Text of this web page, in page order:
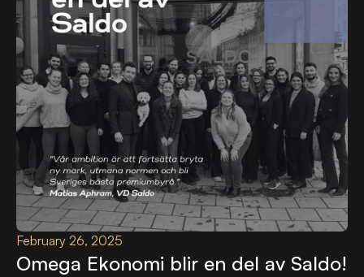
February 26, 2025
Omega Ekonomi blir en del av Saldo!